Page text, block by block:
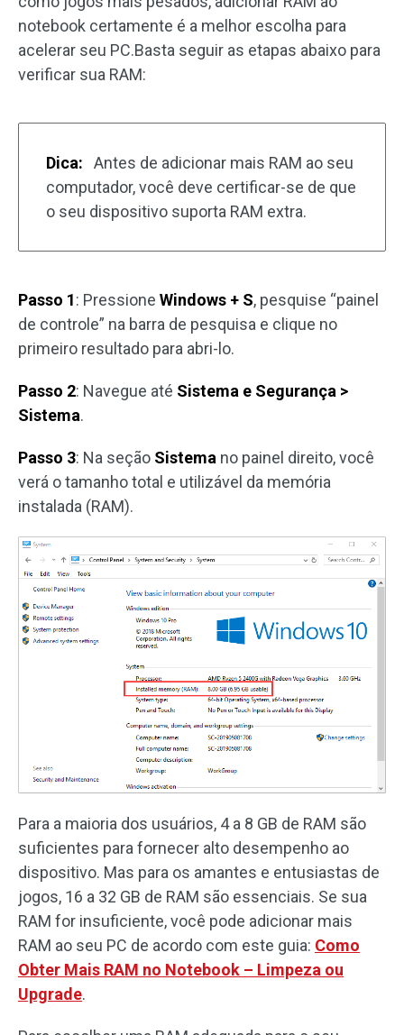
notebook certamente é a melhor escolha para
acelerar seu PC.Basta seguir as etapas abaixo para
verificar sua RAM:
Dica:
Antes de adicionar mais RAM ao seu
computador, você deve certificar-se de que
o seu dispositivo suporta RAM extra.
Passo 1: Pressione Windows + S, pesquise “painel
de controle” na barra de pesquisa e clique no
primeiro resultado para abri-lo.
Passo 2: Navegue até Sistema e Segurança >
Sistema.
Passo 3: Na seção Sistema no painel direito, você
verá o tamanho total e utilizável da memória
instalada (RAM).
Para a maioria dos usuários, 4 a 8 GB de RAM são
suficientes para fornecer alto desempenho ao
dispositivo. Mas para os amantes e entusiastas de
jogos, 16 a 32 GB de RAM são essenciais. Se sua
RAM for insuficiente, você pode adicionar mais
RAM ao seu PC de acordo com este guia: Como
Obter Mais RAM no Notebook – Limpeza ou
Upgrade.